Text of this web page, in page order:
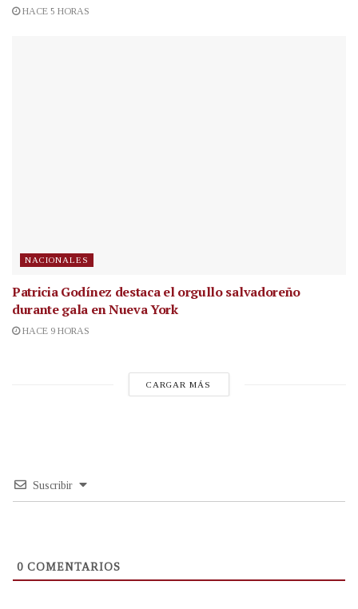
HACE 5 HORAS
NACIONALES
Patricia Godínez destaca el orgullo salvadoreño
durante gala en Nueva York
HACE 9 HORAS
CARGAR MÁS
Suscribir
0 COMENTARIOS